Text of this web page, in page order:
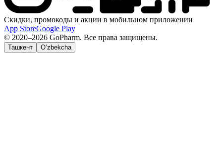
Скидки, промокоды и акции в мобильном приложении
App StoreGoogle Play
© 2020–2026 GoPharm. Все права защищены.
Ташкент O‘zbekcha